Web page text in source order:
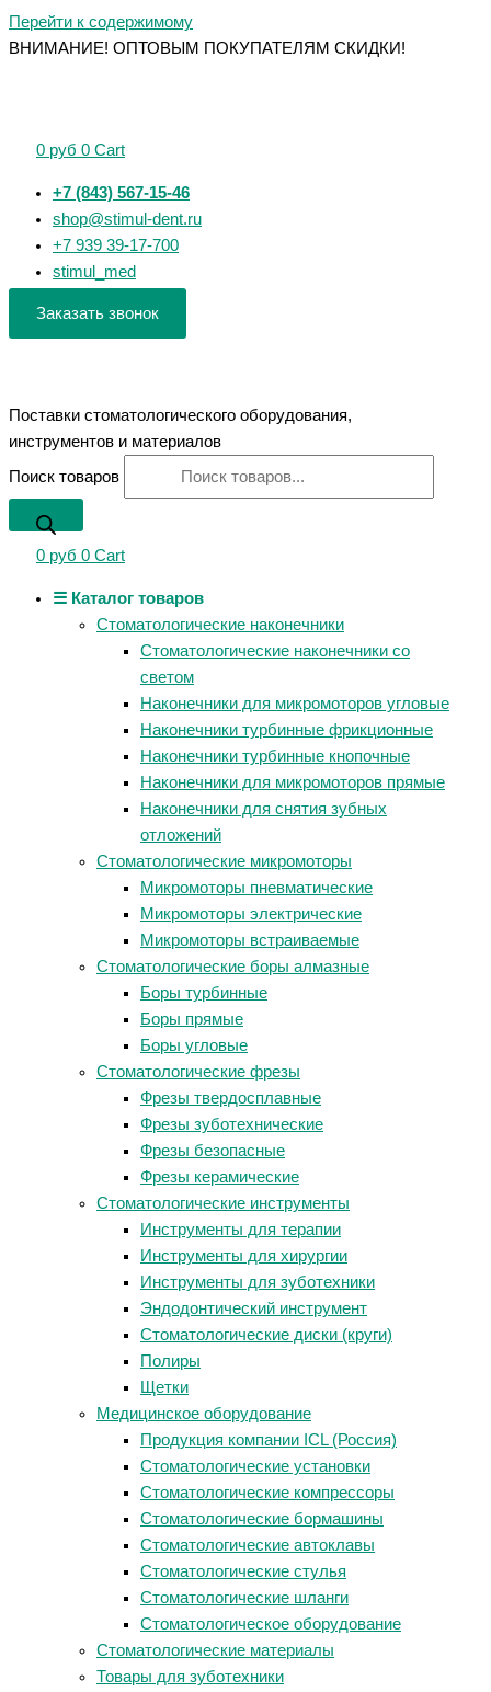
Перейти к содержимому
ВНИМАНИЕ! ОПТОВЫМ ПОКУПАТЕЛЯМ СКИДКИ!
0 руб 0 Cart
+7 (843) 567-15-46
shop@stimul-dent.ru
+7 939 39-17-700
stimul_med
Заказать звонок
Поставки стоматологического оборудования,
инструментов и материалов
Поиск товаров
0 руб 0 Cart
☰ Каталог товаров
Стоматологические наконечники
Стоматологические наконечники со
светом
Наконечники для микромоторов угловые
Наконечники турбинные фрикционные
Наконечники турбинные кнопочные
Наконечники для микромоторов прямые
Наконечники для снятия зубных
отложений
Стоматологические микромоторы
Микромоторы пневматические
Микромоторы электрические
Микромоторы встраиваемые
Стоматологические боры алмазные
Боры турбинные
Боры прямые
Боры угловые
Стоматологические фрезы
Фрезы твердосплавные
Фрезы зуботехнические
Фрезы безопасные
Фрезы керамические
Стоматологические инструменты
Инструменты для терапии
Инструменты для хирургии
Инструменты для зуботехники
Эндодонтический инструмент
Стоматологические диски (круги)
Полиры
Щетки
Медицинское оборудование
Продукция компании ICL (Россия)
Стоматологические установки
Стоматологические компрессоры
Стоматологические бормашины
Стоматологические автоклавы
Стоматологические стулья
Стоматологические шланги
Стоматологическое оборудование
Стоматологические материалы
Товары для зуботехники